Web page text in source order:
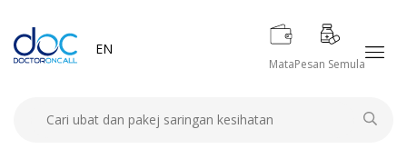
EN
MataPesan Semula